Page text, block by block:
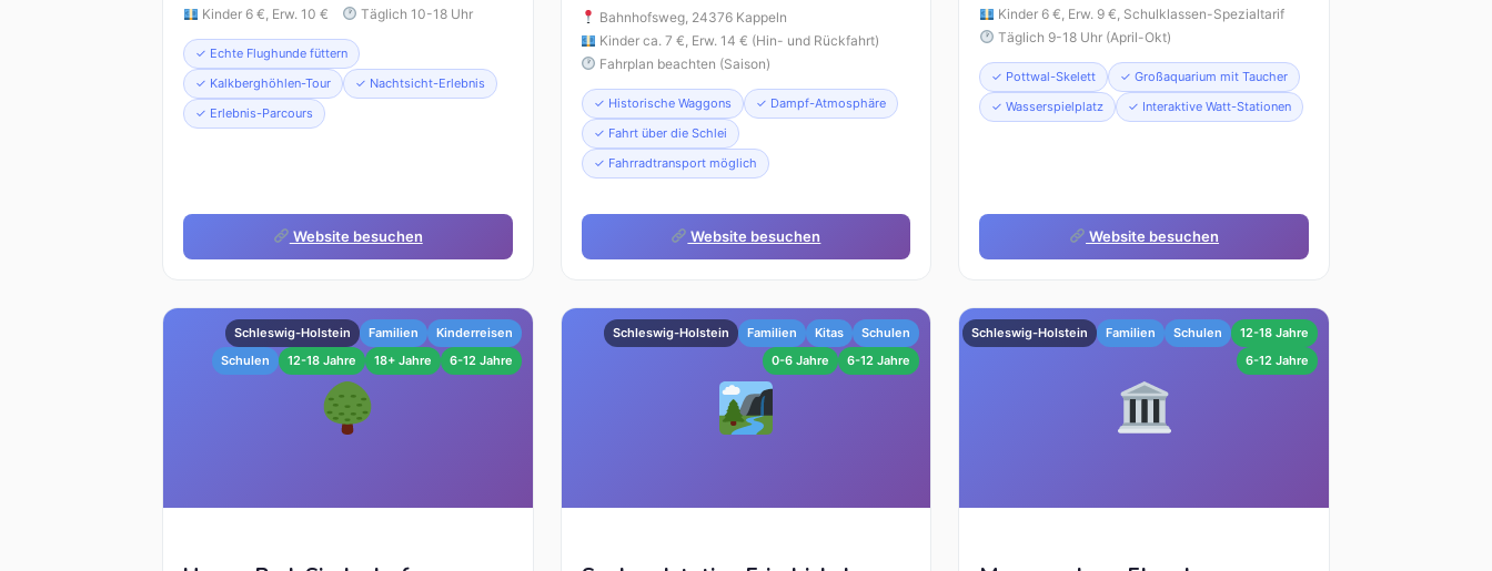
Kinder 6 €, Erw. 10 €
Täglich 10-18 Uhr
✓ Echte Flughunde füttern
✓ Kalkberghöhlen-Tour
✓ Nachtsicht-Erlebnis
✓ Erlebnis-Parcours
Website besuchen
Bahnhofsweg, 24376 Kappeln
Kinder ca. 7 €, Erw. 14 € (Hin- und Rückfahrt)
Fahrplan beachten (Saison)
✓ Historische Waggons
✓ Dampf-Atmosphäre
✓ Fahrt über die Schlei
✓ Fahrradtransport möglich
Website besuchen
Kinder 6 €, Erw. 9 €, Schulklassen-Spezialtarif
Täglich 9-18 Uhr (April-Okt)
✓ Pottwal-Skelett
✓ Großaquarium mit Taucher
✓ Wasserspielplatz
✓ Interaktive Watt-Stationen
Website besuchen
Schleswig-Holstein Familien
Kinderreisen
Schulen
12-18 Jahre 18+ Jahre 6-12 Jahre
Schleswig-Holstein Familien Kitas
Schulen
0-6 Jahre
6-12 Jahre
Schleswig-Holstein Familien Schulen
12-18 Jahre
6-12 Jahre